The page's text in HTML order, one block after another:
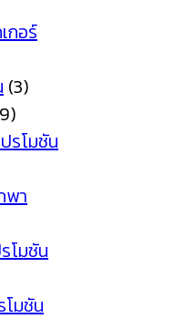
กอร์
(3)
รโมชัน
พา
โมชัน
โมชัน